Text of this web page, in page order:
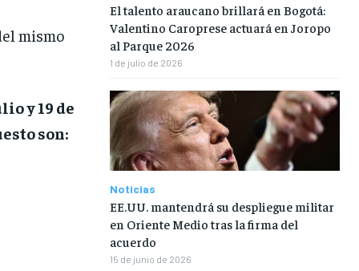
mismo
y 19 de
son:
El talento araucano brillará en Bogotá:
Valentino Caroprese actuará en Joropo
al Parque 2026
1 de julio de 2026
Noticias
EE.UU. mantendrá su despliegue militar
en Oriente Medio tras la firma del
acuerdo
15 de junio de 2026